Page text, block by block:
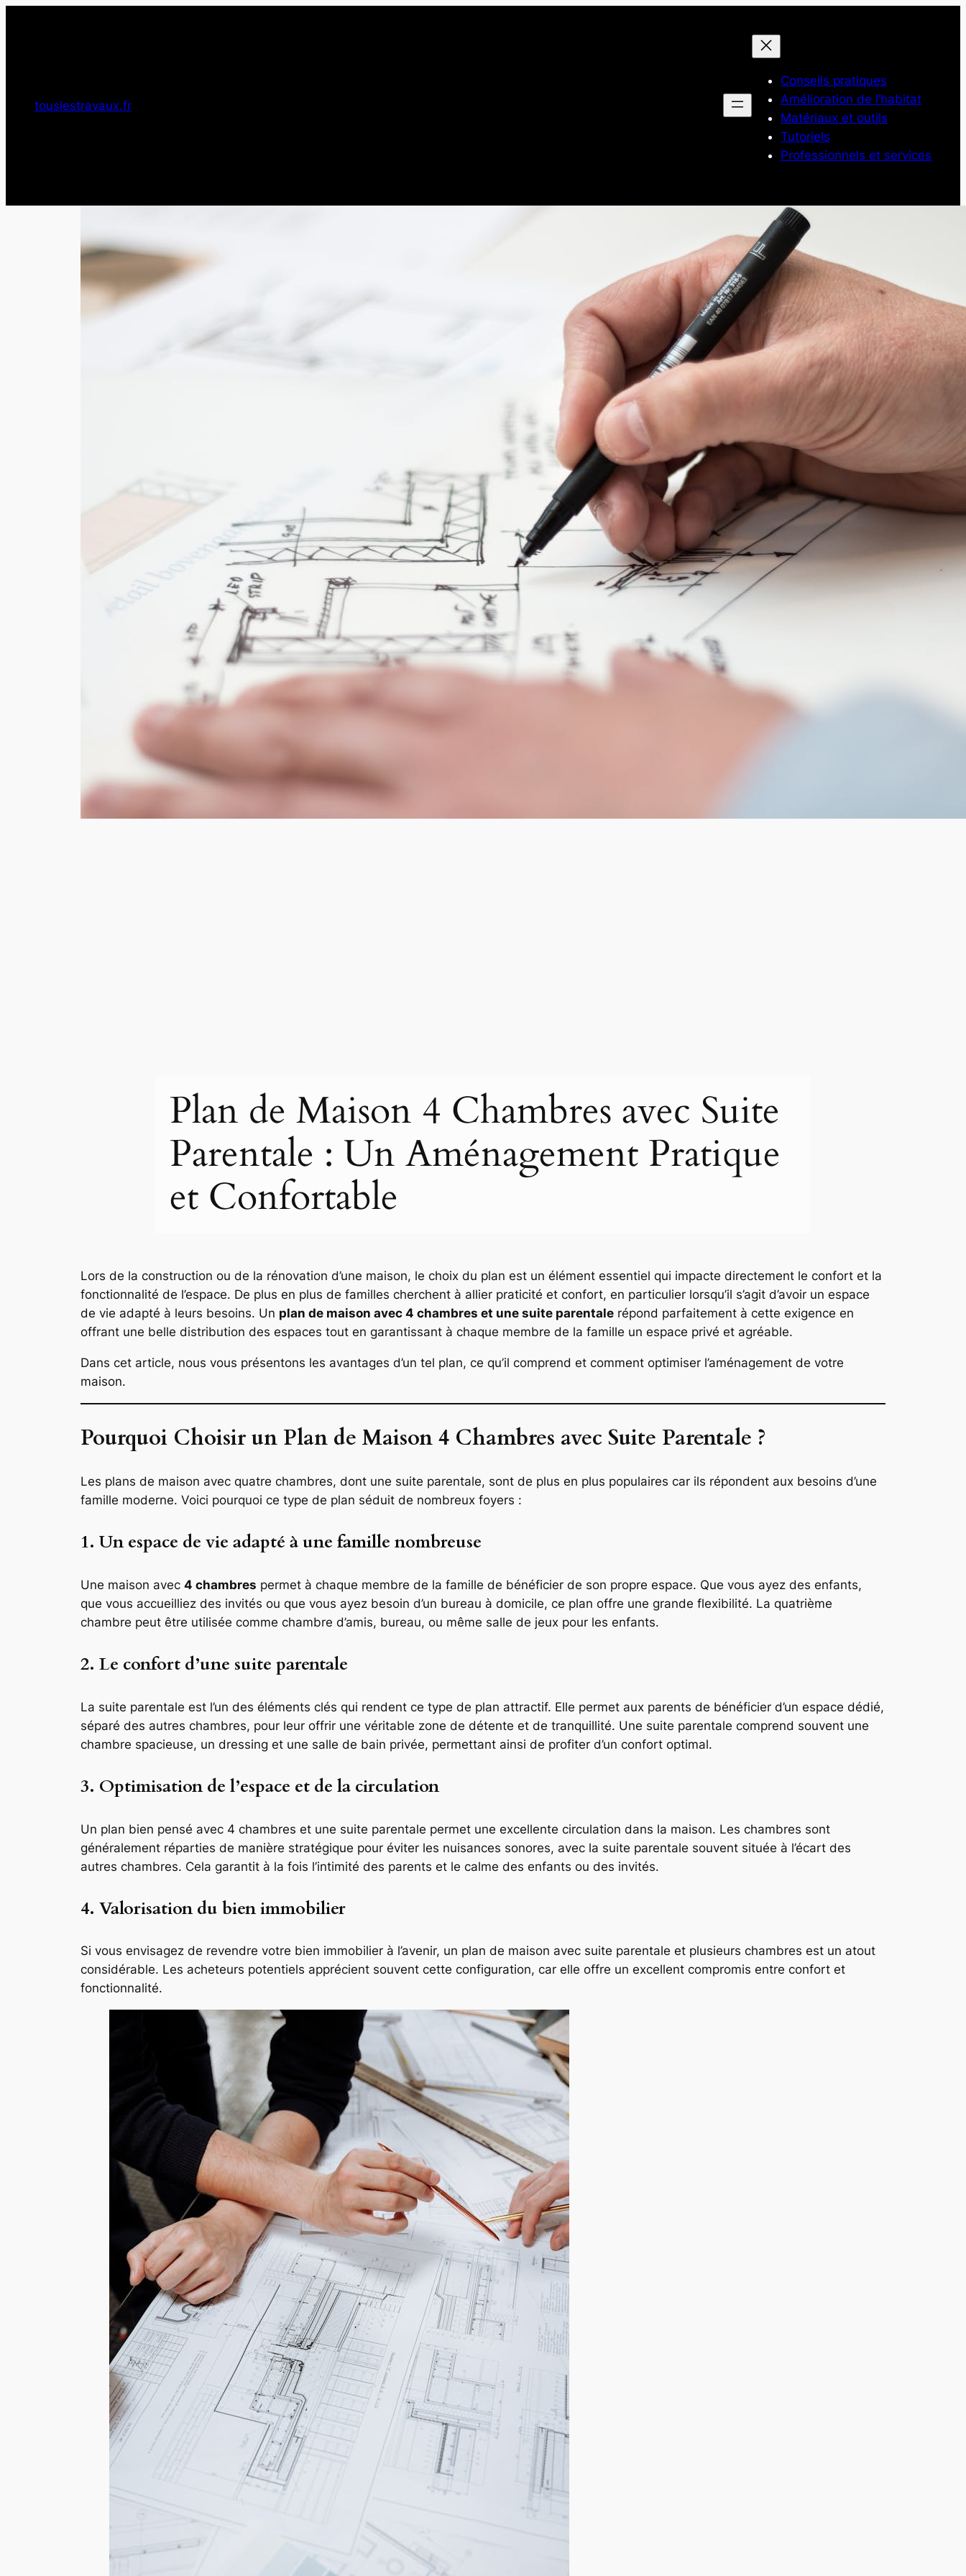
touslestravaux.fr
Conseils pratiques
Amélioration de l’habitat
Matériaux et outils
Tutoriels
Professionnels et services
Plan de Maison 4 Chambres avec Suite
Parentale : Un Aménagement Pratique
et Confortable
Lors de la construction ou de la rénovation d’une maison, le choix du plan est un élément essentiel qui impacte directement le confort et la
fonctionnalité de l’espace. De plus en plus de familles cherchent à allier praticité et confort, en particulier lorsqu’il s’agit d’avoir un espace
de vie adapté à leurs besoins. Un plan de maison avec 4 chambres et une suite parentale répond parfaitement à cette exigence en
offrant une belle distribution des espaces tout en garantissant à chaque membre de la famille un espace privé et agréable.
Dans cet article, nous vous présentons les avantages d’un tel plan, ce qu’il comprend et comment optimiser l’aménagement de votre
maison.
Pourquoi Choisir un Plan de Maison 4 Chambres avec Suite Parentale ?
Les plans de maison avec quatre chambres, dont une suite parentale, sont de plus en plus populaires car ils répondent aux besoins d’une
famille moderne. Voici pourquoi ce type de plan séduit de nombreux foyers :
1. Un espace de vie adapté à une famille nombreuse
Une maison avec 4 chambres permet à chaque membre de la famille de bénéficier de son propre espace. Que vous ayez des enfants,
que vous accueilliez des invités ou que vous ayez besoin d’un bureau à domicile, ce plan offre une grande flexibilité. La quatrième
chambre peut être utilisée comme chambre d’amis, bureau, ou même salle de jeux pour les enfants.
2. Le confort d’une suite parentale
La suite parentale est l’un des éléments clés qui rendent ce type de plan attractif. Elle permet aux parents de bénéficier d’un espace dédié,
séparé des autres chambres, pour leur offrir une véritable zone de détente et de tranquillité. Une suite parentale comprend souvent une
chambre spacieuse, un dressing et une salle de bain privée, permettant ainsi de profiter d’un confort optimal.
3. Optimisation de l’espace et de la circulation
Un plan bien pensé avec 4 chambres et une suite parentale permet une excellente circulation dans la maison. Les chambres sont
généralement réparties de manière stratégique pour éviter les nuisances sonores, avec la suite parentale souvent située à l’écart des
autres chambres. Cela garantit à la fois l’intimité des parents et le calme des enfants ou des invités.
4. Valorisation du bien immobilier
Si vous envisagez de revendre votre bien immobilier à l’avenir, un plan de maison avec suite parentale et plusieurs chambres est un atout
considérable. Les acheteurs potentiels apprécient souvent cette configuration, car elle offre un excellent compromis entre confort et
fonctionnalité.